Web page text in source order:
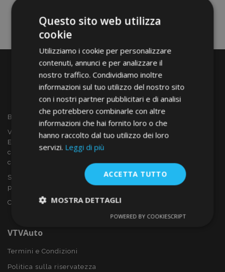
Benvenuto a VTVAUTO
VTVAUTO è rivenditore e fornitore all'ingrosso in tutta
Europa, di accessori per auto come:
copricerchi, deflettori, coprisedili, tappetini per auto,
coperchi cromati, rollbars ecc.
Sei interessato al dropshipping o vuoi diventare nostro
partner?
Contattaci oggi stesso!
VTVAuto
Termini e Condizioni
Politica sulla riservatezza
Questo sito web utilizza
cookie
Utilizziamo i cookie per personalizzare
contenuti, annunci e per analizzare il
nostro traffico. Condividiamo inoltre
informazioni sul tuo utilizzo del nostro sito
con i nostri partner pubblicitari e di analisi
che potrebbero combinarle con altre
informazioni che hai fornito loro o che
hanno raccolto dal tuo utilizzo dei loro
servizi. Leggi di più
ACCETTA TUTTO
MOSTRA DETTAGLI
Performance
Targeting
POWERED BY COOKIESCRIPT